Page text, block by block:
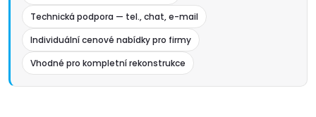
Technická podpora — tel., chat, e-mail
Individuální cenové nabídky pro firmy
Vhodné pro kompletní rekonstrukce